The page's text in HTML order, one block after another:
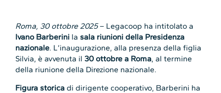
Roma, 30 ottobre 2025– Legacoop ha intitolato a
Ivano Barberini la sala riunioni della Presidenza
nazionale. L’inaugurazione, alla presenza della figlia
Silvia, è avvenuta il 30 ottobre a Roma, al termine
della riunione della Direzione nazionale.
Figura storica di dirigente cooperativo, Barberini ha